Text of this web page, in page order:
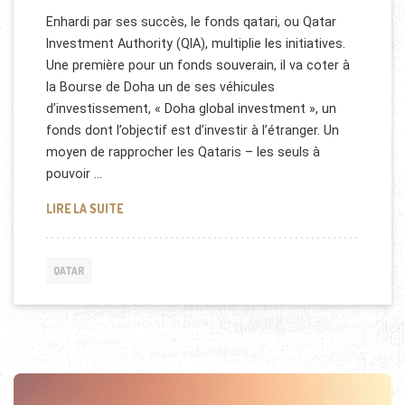
Enhardi par ses succès, le fonds qatari, ou Qatar
Investment Authority (QIA), multiplie les initiatives.
Une première pour un fonds souverain, il va coter à
la Bourse de Doha un de ses véhicules
d’investissement, « Doha global investment », un
fonds dont l’objectif est d’investir à l’étranger. Un
moyen de rapprocher les Qataris – les seuls à
pouvoir …
LIRE LA SUITELE FONDS DU QATAR (QIA) EN ACTION
QATAR